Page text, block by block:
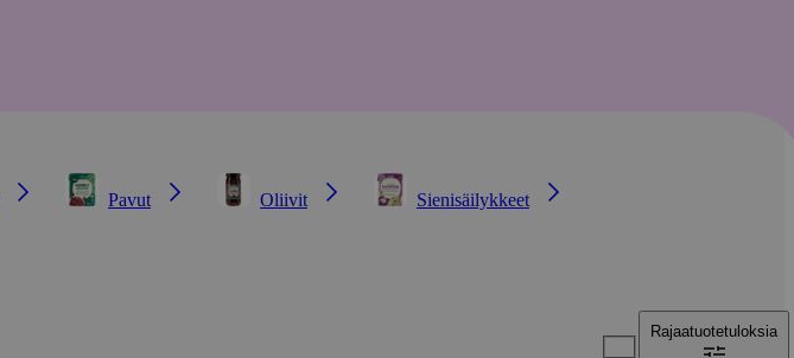
Pavut Oliivit
Sienisäilykkeet
Rajaatuotetuloksia